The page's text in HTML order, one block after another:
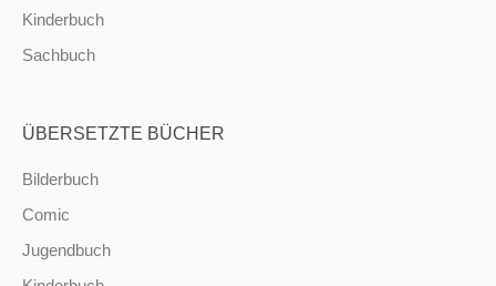
Kinderbuch
Sachbuch
ÜBERSETZTE BÜCHER
Bilderbuch
Comic
Jugendbuch